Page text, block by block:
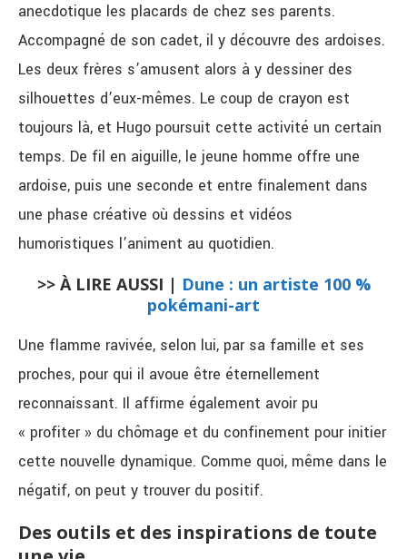
anecdotique les placards de chez ses parents.
Accompagné de son cadet, il y découvre des ardoises.
Les deux frères s’amusent alors à y dessiner des
silhouettes d’eux-mêmes. Le coup de crayon est
toujours là, et Hugo poursuit cette activité un certain
temps. De fil en aiguille, le jeune homme offre une
ardoise, puis une seconde et entre finalement dans
une phase créative où dessins et vidéos
humoristiques l’animent au quotidien.
>> À LIRE AUSSI | Dune : un artiste 100 %
pokémani-art
Une flamme ravivée, selon lui, par sa famille et ses
proches, pour qui il avoue être éternellement
reconnaissant. Il affirme également avoir pu
« profiter » du chômage et du confinement pour initier
cette nouvelle dynamique. Comme quoi, même dans le
négatif, on peut y trouver du positif.
Des outils et des inspirations de toute